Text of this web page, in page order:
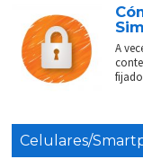
A
Celulares/